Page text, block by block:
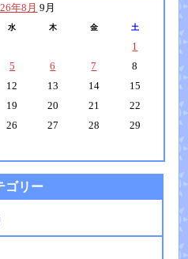
年8月 9月
水 木 金 土
1
5 6 7
8
12 13 14
15
19 20 21
22
26 27 28
29
ゴリー